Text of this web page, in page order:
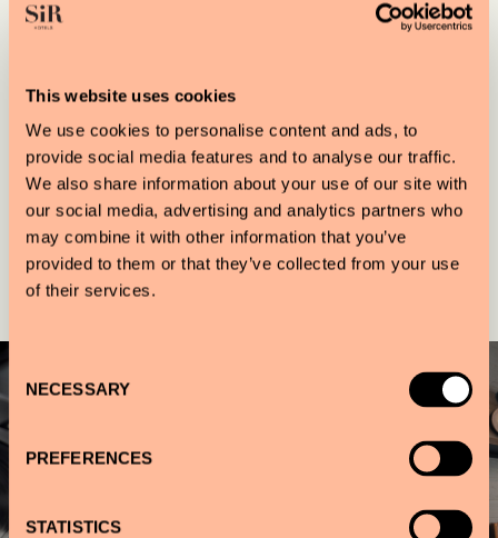
This website uses cookies
We use cookies to personalise content and ads, to
provide social media features and to analyse our traffic.
We also share information about your use of our site with
our social media, advertising and analytics partners who
may combine it with other information that you’ve
provided to them or that they’ve collected from your use
of their services.
Consent
Selection
NECESSARY
PREFERENCES
STATISTICS
NOS ESSENTIELS
Galerie